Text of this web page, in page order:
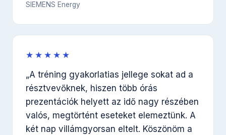
SIEMENS Energy
★★★★★
„A tréning gyakorlatias jellege sokat ad a
résztvevőknek, hiszen több órás
prezentációk helyett az idő nagy részében
valós, megtörtént eseteket elemeztünk. A
két nap villámgyorsan eltelt. Köszönöm a